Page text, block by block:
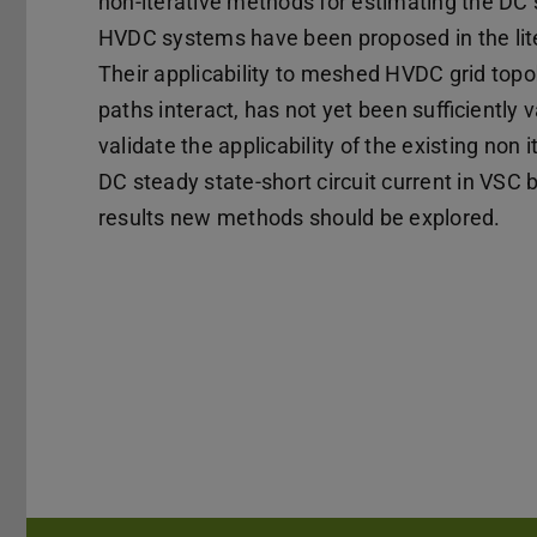
HVDC systems have been proposed in the
Their applicability to meshed HVDC grid
paths interact, has not yet been sufficiently
validate the applicability of the existing non
DC steady state-short circuit current in VSC
results new methods should be explored.